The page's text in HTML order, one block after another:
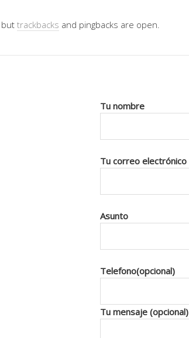
but trackbacks and pingbacks are open.
Tu nombre
Tu correo electrónico
Asunto
Telefono(opcional)
Tu mensaje (opcional)